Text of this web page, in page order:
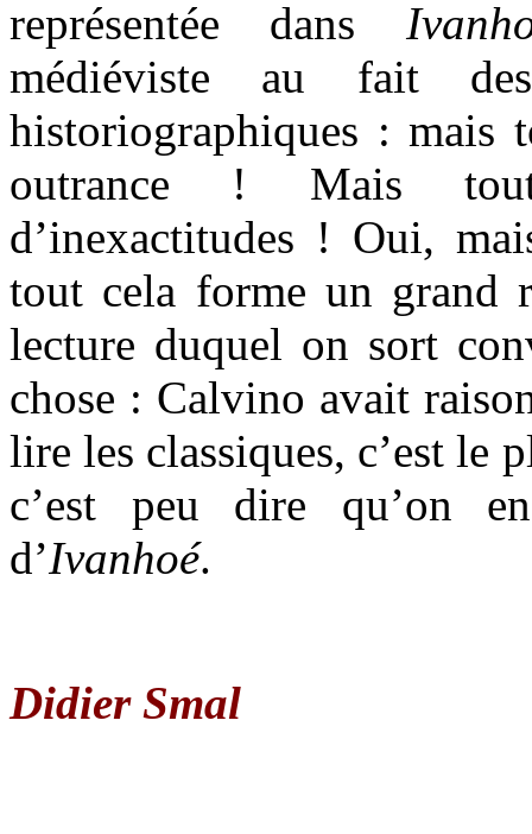
représentée dans
médiéviste au fait des
historiographiques : mais
outrance ! Mais
d’inexactitudes ! Oui,
tout cela forme un grand
lecture duquel on sort
chose : Calvino avait
lire les classiques, c’est le
c’est peu dire qu’on
d’Ivanhoé.
Didier Smal